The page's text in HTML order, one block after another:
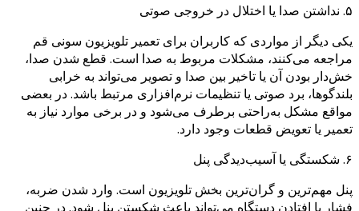
۵. نداشتن صدا یا اختلال در خروجی صوتی
یکی دیگر از مواردی که کاربران برای تعمیر تلویزیون سونی قم
مراجعه می‌کنند، مشکلات مربوط به صدا است. قطع شدن صدا،
خش‌دار بودن آن یا تاخیر بین صدا و تصویر می‌تواند به خرابی
بلندگوها، برد صوتی یا تنظیمات نرم‌افزاری مرتبط باشد. در بعضی
مواقع مشکل به‌راحتی برطرف می‌شود و در برخی موارد نیاز به
تعمیر یا تعویض قطعات وجود دارد.
۶. شکستگی یا آسیب‌دیدگی پنل
پنل مهم‌ترین و گران‌ترین بخش تلویزیون است. وارد شدن ضربه،
فشار یا افتادن دستگاه می‌تواند باعث شکستن پنل شود. در چنین